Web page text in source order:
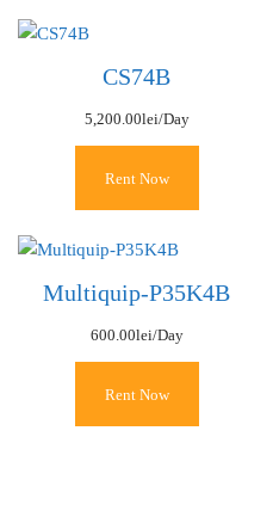
CS74B
5,200.00lei/Day
Rent Now
Multiquip-P35K4B
600.00lei/Day
Rent Now